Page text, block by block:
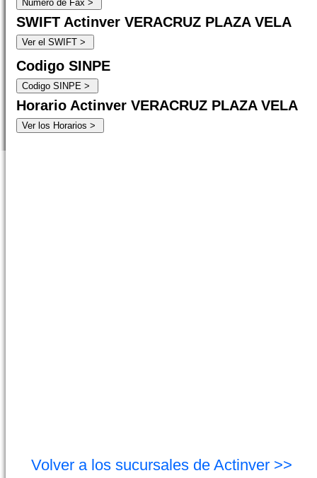
SWIFT Actinver VERACRUZ PLAZA VELA
Codigo SINPE
Horario Actinver VERACRUZ PLAZA VELA
Volver a los sucursales de Actinver >>